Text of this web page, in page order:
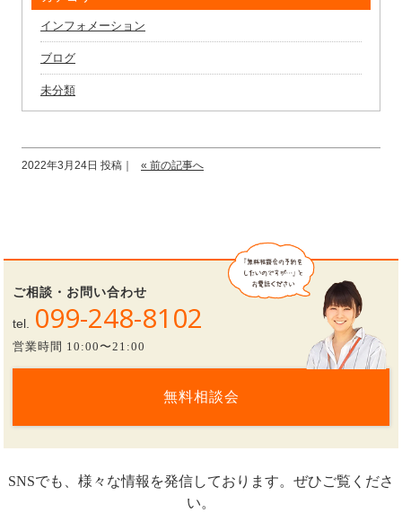
インフォメーション
ブログ
未分類
2022年3月24日 投稿｜ « 前の記事へ
ご相談・お問い合わせ
tel. 099-248-8102
営業時間 10:00〜21:00
無料相談会
SNSでも、様々な情報を発信しております。ぜひご覧くださ
い。